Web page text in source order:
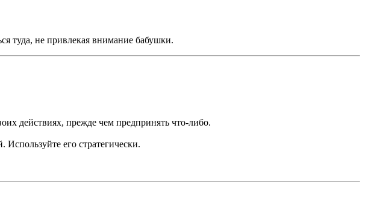
туда, не привлекая внимание бабушки.
действиях, прежде чем предпринять что-либо.
его стратегически.